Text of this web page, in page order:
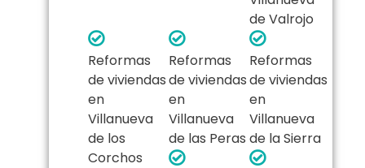
de Valrojo
Reformas
de viviendas
en
Villanueva
de los
Corchos
Reformas
de viviendas
en
Villanueva
de las Peras
Reformas
de viviendas
en
Villanueva
de la Sierra